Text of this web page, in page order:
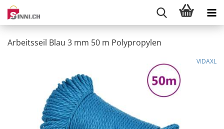
Arbeitsseil Blau 3 mm 50 m Polypropylen
VIDAXL